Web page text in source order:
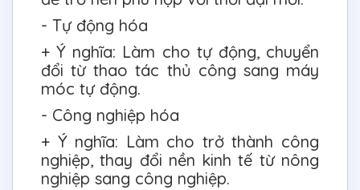
- Tự động hóa
+ Ý nghĩa: Làm cho tự động, chuyển
đổi từ thao tác thủ công sang máy
móc tự động.
- Công nghiệp hóa
+ Ý nghĩa: Làm cho trở thành công
nghiệp, thay đổi nền kinh tế từ nông
nghiệp sang công nghiệp.